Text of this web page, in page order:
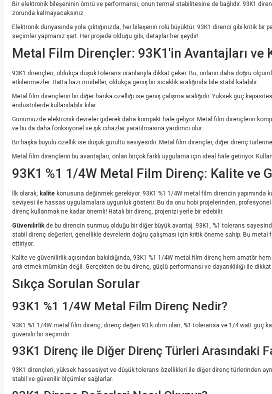
Bir elektronik bileşeninin ömrü ve performansı, onun termal stabilitesine de bağlıdır. 93K1
zorunda kalmayacaksınız.
Elektronik dünyasında yola çıktığınızda, her bileşenin rolü büyüktür. 93K1 direnci gibi kritik
seçimler yapmanız şart. Her projede olduğu gibi, detaylar her şeydir!
Metal Film Dirençler: 93K1'in Avantajları ve
93K1 dirençleri, oldukça düşük tolerans oranlarıyla dikkat çeker. Bu, onların daha doğru
etkilenmezler. Hatta bazı modeller, oldukça geniş bir sıcaklık aralığında bile stabil kalabilir.
Metal film dirençlerin bir diğer harika özelliği ise geniş çalışma aralığıdır. Yüksek güç
endüstrilerde kullanılabilir kılar.
Günümüzde elektronik devreler giderek daha kompakt hale geliyor. Metal film dirençlerin
ve bu da daha fonksiyonel ve şık cihazlar yaratılmasına yardımcı olur.
Bir başka büyülü özellik ise düşük gürültü seviyesidir. Metal film dirençler, diğer direnç
Metal film dirençlerin bu avantajları, onları birçok farklı uygulama için ideal hale getiriyor.
93K1 %1 1/4W Metal Film Direnç: Kalite ve
İlk olarak, kalite konusuna değinmek gerekiyor. 93K1 %1 1/4W metal film direncin yapımında
seviyesi ile hassas uygulamalara uygunluk gösterir. Bu da onu hobi projelerinden,
direnç kullanmak ne kadar önemli! Hatalı bir direnç, projenizi yerle bir edebilir.
Güvenilirlik de bu direncin sunmuş olduğu bir diğer büyük avantaj. 93K1, %1 tolerans
stabil direnç değerleri, genellikle devrelerin doğru çalışması için kritik öneme sahip. Bu
ettiriyor.
Kalite ve güvenilirlik açısından bakıldığında, 93K1 %1 1/4W metal film direnç hem amatör
ardı etmek mümkün değil. Gerçekten de bu direnç, güçlü performansı ve dayanıklılığı ile
Sıkça Sorulan Sorular
93K1 %1 1/4W Metal Film Direnç Nedir?
93K1 %1 1/4W metal film direnç, direnç değeri 93 k ohm olan, %1 toleransa ve 1/4 watt güç
güvenilir bir seçimdir.
93K1 Direnç ile Diğer Direnç Türleri Arasındaki
93K1 dirençleri, yüksek hassasiyet ve düşük tolerans özellikleri ile diğer direnç türlerinden
stabil ve güvenilir ölçümler sağlarlar.